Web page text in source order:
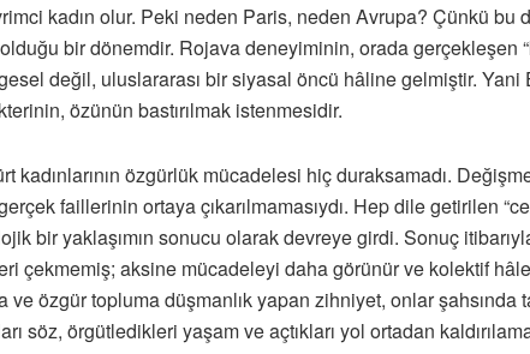
kadın olur. Peki neden Paris, neden Avrupa? Çünkü
bir dönemdir. Rojava deneyiminin, orada gerçekleşen
değil, uluslararası bir siyasal öncü hâline gelmiştir.
özünün bastırılmak istenmesidir.
kadınlarının özgürlük mücadelesi hiç duraksamadı.
faillerinin ortaya çıkarılmamasıydı. Hep dile getirilen
bir yaklaşımın sonucu olarak devreye girdi. Sonuç
çekmemiş; aksine mücadeleyi daha görünür ve kolektif
ve özgür topluma düşmanlık yapan zihniyet, onlar
söz, örgütledikleri yaşam ve açtıkları yol ortadan